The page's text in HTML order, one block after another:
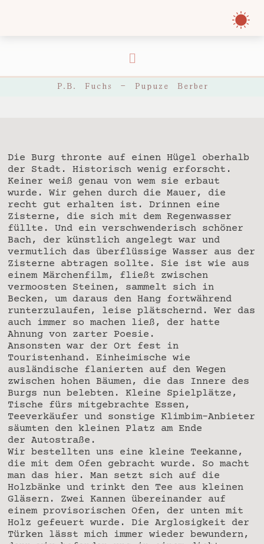
P.B. Fuchs – Pupuze Berber
Die Burg thronte auf einen Hügel oberhalb
der Stadt. Historisch wenig erforscht.
Keiner weiß genau von wem sie erbaut
wurde. Wir gehen durch die Mauer, die
recht gut erhalten ist. Drinnen eine
Zisterne, die sich mit dem Regenwasser
füllte. Und ein verschwenderisch schöner
Bach, der künstlich angelegt war und
vermutlich das überflüssige Wasser aus der
Zisterne abtragen sollte. Sie ist wie aus
einem Märchenfilm, fließt zwischen
vermoosten Steinen, sammelt sich in
Becken, um daraus den Hang fortwährend
runterzulaufen, leise plätschernd. Wer das
auch immer so machen ließ, der hatte
Ahnung von zarter Poesie.
Ansonsten war der Ort fest in
Touristenhand. Einheimische wie
ausländische flanierten auf den Wegen
zwischen hohen Bäumen, die das Innere des
Burgs nun belebten. Kleine Spielplätze,
Tische fürs mitgebrachte Essen,
Teeverkäufer und sonstige Klimbim-Anbieter
säumten den kleinen Platz am Ende
der Autostraße.
Wir bestellten uns eine kleine Teekanne,
die mit dem Ofen gebracht wurde. So macht
man das hier. Man setzt sich auf die
Holzbänke und trinkt den Tee aus kleinen
Gläsern. Zwei Kannen übereinander auf
einem provisorischen Ofen, der unten mit
Holz gefeuert wurde. Die Arglosigkeit der
Türken lässt mich immer wieder bewundern,